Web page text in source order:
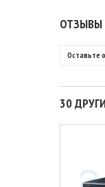
ОТЗЫВЫ
Оставьте
30